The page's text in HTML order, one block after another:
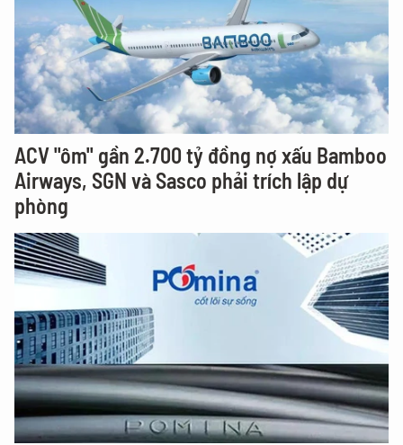
ACV "ôm" gần 2.700 tỷ đồng nợ xấu Bamboo
Airways, SGN và Sasco phải trích lập dự
phòng